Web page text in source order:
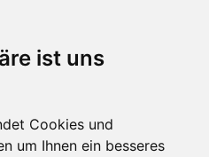
ist uns
Cookies und
um Ihnen ein besseres